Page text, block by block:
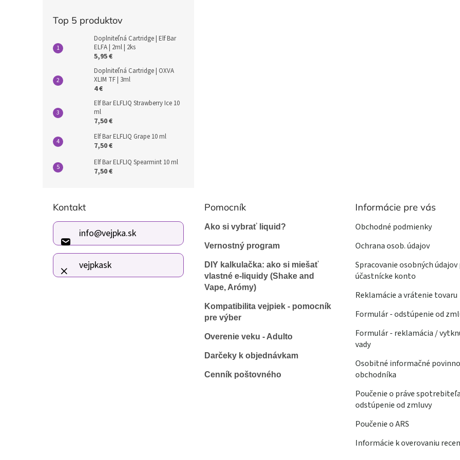
Top 5 produktov
Doplniteľná Cartridge | Elf Bar
ELFA | 2ml | 2ks
5,95 €
Doplniteľná Cartridge | OXVA
XLIM TF | 3ml
4 €
Elf Bar ELFLIQ Strawberry Ice 10
ml
7,50 €
Elf Bar ELFLIQ Grape 10 ml
7,50 €
Elf Bar ELFLIQ Spearmint 10 ml
7,50 €
Kontakt
info@vejpka.sk
vejpkask
Pomocník
Ako si vybrať liquid?
Vernostný program
DIY kalkulačka: ako si miešať
vlastné e-liquidy (Shake and
Vape, Arómy)
Kompatibilita vejpiek - pomocník
pre výber
Overenie veku - Adulto
Darčeky k objednávkam
Cenník poštovného
Informácie pre vás
Obchodné podmienky
Ochrana osob. údajov
Spracovanie osobných údajov
účastnícke konto
Reklamácie a vrátenie tovaru
Formulár - odstúpenie od
Formulár - reklamácia /
vady
Osobitné informačné
obchodníka
Poučenie o práve
odstúpenie od zmluvy
Poučenie o ARS
Informácie k overovaniu